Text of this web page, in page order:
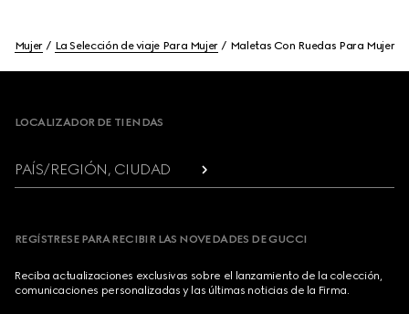
Mujer La Selección de viaje Para Mujer Maletas Con Ruedas Para Mujer
LOCALIZADOR DE TIENDAS
PAÍS/REGIÓN, CIUDAD
REGÍSTRESE PARA RECIBIR LAS NOVEDADES DE GUCCI
Reciba actualizaciones exclusivas sobre el lanzamiento de la colección,
comunicaciones personalizadas y las últimas noticias de la Firma.